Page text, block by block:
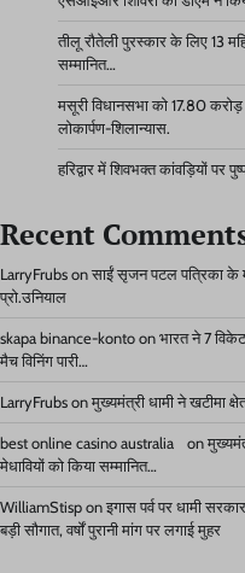
तीलू रौतेली पुरस्कार के लिए 13
सम्मानित…
मसूरी विधानसभा को 17.80
लोकार्पण-शिलान्यास.
हरिद्वार में शिवभक्त कांवड़ियों पर
Recent
LarryFrubs on साईं सृजन पटल पत्रिका के
प्रो.उनियाल
skapa binance-konto on भारत ने 7
मैच विनिंग पारी…
LarryFrubs on मुख्यमंत्री धामी ने खटीमा
best online casino australia on
मेधावियों को किया सम्मानित…
WilliamStisp on इगास पर्व पर धामी
बड़ी सौगात, वर्षों पुरानी मांग पर लगाई मुहर